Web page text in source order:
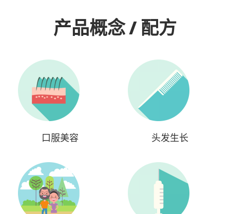
产品概念 / 配方
口服美容 头发生长